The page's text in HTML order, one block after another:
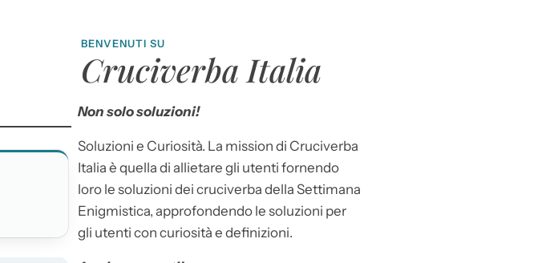
BENVENUTI SU
Cruciverba Italia
Non solo soluzioni!
Soluzioni e Curiosità. La mission di Cruciverba
Italia è quella di allietare gli utenti fornendo
loro le soluzioni dei cruciverba della Settimana
Enigmistica, approfondendo le soluzioni per
gli utenti con curiosità e definizioni.